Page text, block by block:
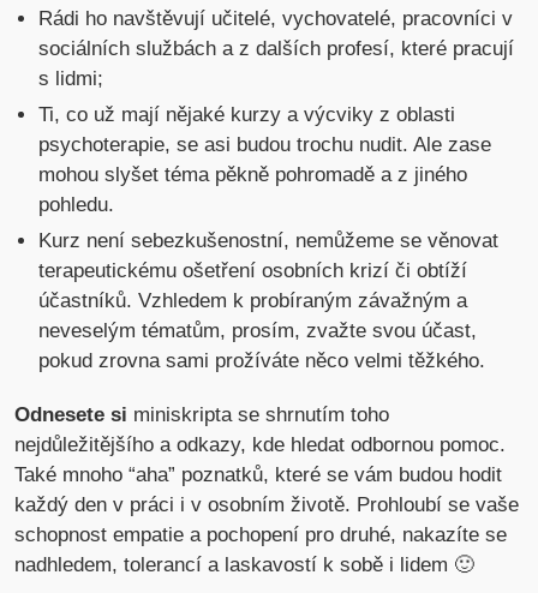
Rádi ho navštěvují učitelé, vychovatelé, pracovníci v
sociálních službách a z dalších profesí, které pracují
s lidmi;
Ti, co už mají nějaké kurzy a výcviky z oblasti
psychoterapie, se asi budou trochu nudit. Ale zase
mohou slyšet téma pěkně pohromadě a z jiného
pohledu.
Kurz není sebezkušenostní, nemůžeme se věnovat
terapeutickému ošetření osobních krizí či obtíží
účastníků. Vzhledem k probíraným závažným a
neveselým tématům, prosím, zvažte svou účast,
pokud zrovna sami prožíváte něco velmi těžkého.
Odnesete si miniskripta se shrnutím toho
nejdůležitějšího a odkazy, kde hledat odbornou pomoc.
Také mnoho “aha” poznatků, které se vám budou hodit
každý den v práci i v osobním životě. Prohloubí se vaše
schopnost empatie a pochopení pro druhé, nakazíte se
nadhledem, tolerancí a laskavostí k sobě i lidem 🙂